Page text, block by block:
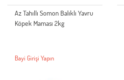
Az Tahıllı Somon Balıklı Yavru
Köpek Maması 2kg
Bayi Girişi Yapın